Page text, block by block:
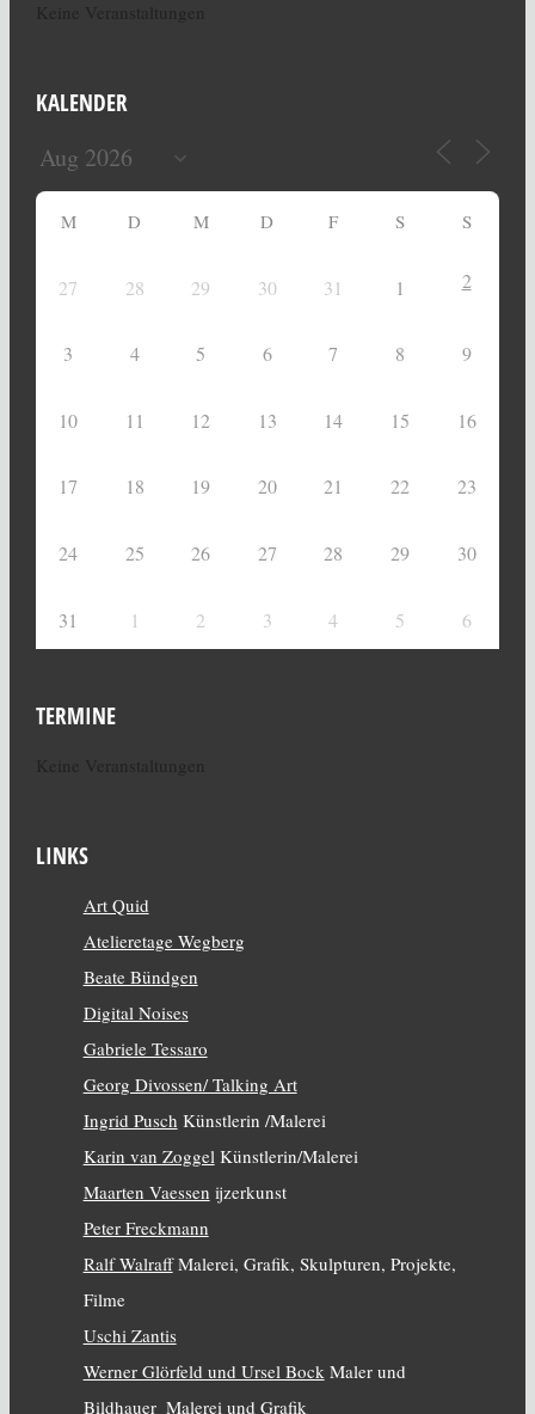
KALENDER
M D M D F S S
27 28 29 30 31 1 2
3 4 5 6 7 8 9
10 11 12 13 14 15 16
17 18 19 20 21 22 23
24 25 26 27 28 29 30
31 1 2 3 4 5 6
TERMINE
LINKS
Art Quid
Atelieretage Wegberg
Beate Bündgen
Digital Noises
Gabriele Tessaro
Georg Divossen/ Talking Art
Ingrid Pusch Künstlerin /Malerei
Karin van ZoggelKünstlerin/Malerei
Maarten Vaessen ijzerkunst
Peter Freckmann
Ralf WalraffMalerei, Grafik, Skulpturen, Projekte,
Filme
Uschi Zantis
Werner Glörfeld und Ursel BockMaler und
Bildhauer_Malerei und Grafik